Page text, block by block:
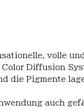
volle
Diffusion
die Pigmente
auch